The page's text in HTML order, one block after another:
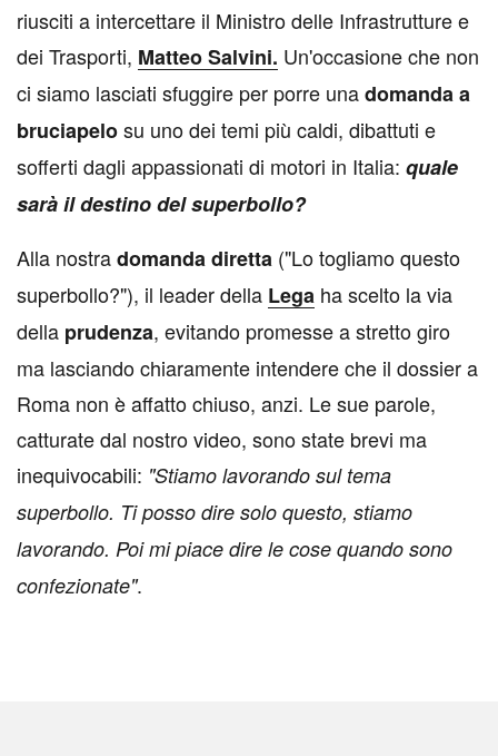
riusciti a intercettare il Ministro delle Infrastrutture e
dei Trasporti, Matteo Salvini. Un'occasione che non
ci siamo lasciati sfuggire per porre unadomandaa
bruciapelosu uno dei temi più caldi, dibattuti e
sofferti dagli appassionati di motori in Italia: quale
sarà il destino del superbollo?
Alla nostradomandadiretta ("Lo togliamo questo
superbollo?"), il leader della Lega ha scelto la via
della prudenza, evitando promesse a stretto giro
ma lasciando chiaramente intendere che il dossier a
Roma non è affatto chiuso, anzi. Le sue parole,
catturate dal nostro video, sono state brevi ma
inequivocabili: "Stiamo lavorando sul tema
superbollo. Ti posso dire solo questo, stiamo
lavorando. Poi mi piace dire le cose quando sono
confezionate".